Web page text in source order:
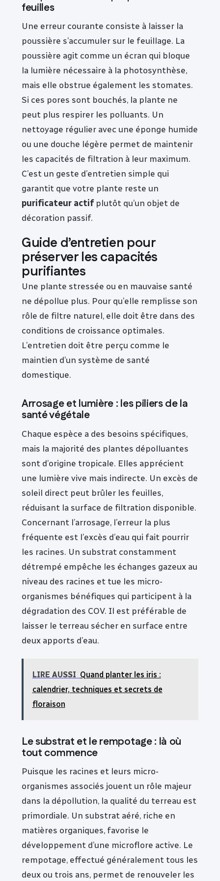
feuilles
Une erreur courante consiste à laisser la
poussière s’accumuler sur le feuillage. La
poussière agit comme un écran qui bloque
la lumière nécessaire à la photosynthèse,
mais elle obstrue également les stomates.
Si ces pores sont bouchés, la plante ne
peut plus respirer les polluants. Un
nettoyage régulier avec une éponge humide
ou une douche légère permet de maintenir
les capacités de filtration à leur maximum.
C’est un geste d’entretien simple qui
garantit que votre plante reste un
purificateur actifplutôt qu’un objet de
décoration passif.
Guide d’entretien pour
préserver les capacités
purifiantes
Une plante stressée ou en mauvaise santé
ne dépollue plus. Pour qu’elle remplisse son
rôle de filtre naturel, elle doit être dans des
conditions de croissance optimales.
L’entretien doit être perçu comme le
maintien d’un système de santé
domestique.
Arrosage et lumière : les piliers de la
santé végétale
Chaque espèce a des besoins spécifiques,
mais la majorité des plantes dépolluantes
sont d’origine tropicale. Elles apprécient
une lumière vive mais indirecte. Un excès de
soleil direct peut brûler les feuilles,
réduisant la surface de filtration disponible.
Concernant l’arrosage, l’erreur la plus
fréquente est l’excès d’eau qui fait pourrir
les racines. Un substrat constamment
détrempé empêche les échanges gazeux au
niveau des racines et tue les micro-
organismes bénéfiques qui participent à la
dégradation des COV. Il est préférable de
laisser le terreau sécher en surface entre
deux apports d’eau.
LIRE AUSSI Quand planter les iris :
calendrier, techniques et secrets de
floraison
Le substrat et le rempotage : là où
tout commence
Puisque les racines et leurs micro-
organismes associés jouent un rôle majeur
dans la dépollution, la qualité du terreau est
primordiale. Un substrat aéré, riche en
matières organiques, favorise le
développement d’une microflore active. Le
rempotage, effectué généralement tous les
deux ou trois ans, permet de renouveler les